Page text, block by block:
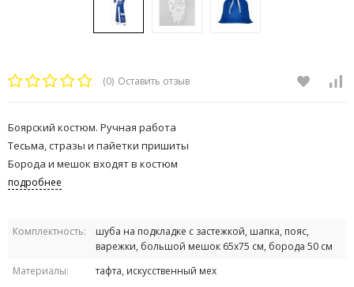
(0) Оставить отзыв
Боярский костюм. Ручная работа
Тесьма, стразы и пайетки пришиты
Борода и мешок входят в костюм
подробнее
Комплектность:
шуба на подкладке с застежкой, шапка, пояс,
варежки, большой мешок 65х75 см, борода 50 см
Материалы:
тафта, искусственный мех